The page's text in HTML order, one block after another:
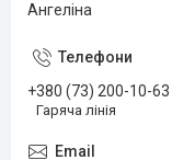
Ангеліна
+380 (73) 200-10-63
Гаряча лінія